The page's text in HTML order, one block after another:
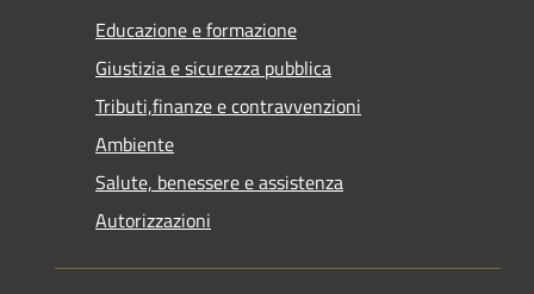
Educazione e formazione
Giustizia e sicurezza pubblica
Tributi,finanze e contravvenzioni
Ambiente
Salute, benessere e assistenza
Autorizzazioni